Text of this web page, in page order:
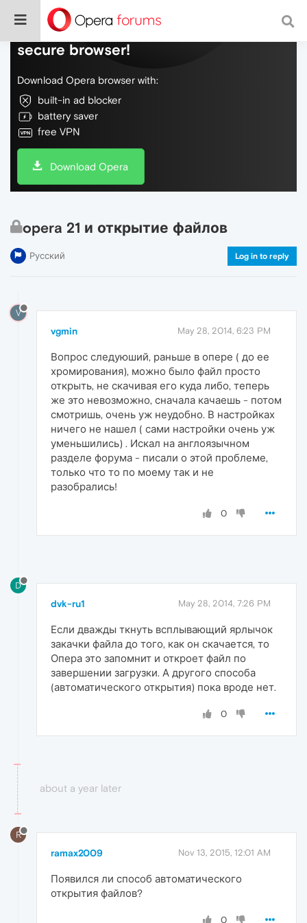
Do more on the web, with a fast and
secure browser!
Download Opera browser with:
built-in ad blocker
battery saver
free VPN
Download Opera
opera 21 и открытие файлов
Русский Log in to reply
V
vgmin May 28, 2014, 6:23 PM
Вопрос следуюший, раньше в опере ( до ее
хромирования), можно было файл просто
открыть, не скачивая его куда либо, теперь
же это невозможно, сначала качаешь - потом
смотришь, очень уж неудобно. В настройках
ничего не нашел ( сами настройки очень уж
уменьшились) . Искал на англоязычном
разделе форума - писали о этой проблеме,
только что то по моему так и не
разобрались!
0
D
dvk-ru1 May 28, 2014, 7:26 PM
Если дважды ткнуть всплывающий ярлычок
закачки файла до того, как он скачается, то
Опера это запомнит и откроет файл по
завершении загрузки. А другого способа
(автоматического открытия) пока вроде нет.
0
about a year later
R
ramax2009 Nov 13, 2015, 12:01 AM
Появился ли способ автоматического
открытия файлов?
0